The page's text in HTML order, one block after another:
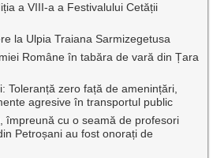
a VIII-a a Festivalului Cetății
la Ulpia Traiana Sarmizegetusa
Române în tabăra de vară din Țara
Toleranță zero față de amenințări,
agresive în transportul public
împreună cu o seamă de profesori
Petroșani au fost onorați de